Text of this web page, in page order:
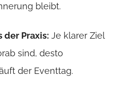
bleibt.
der Praxis:Je klarer Ziel
sind, desto
der Eventtag.